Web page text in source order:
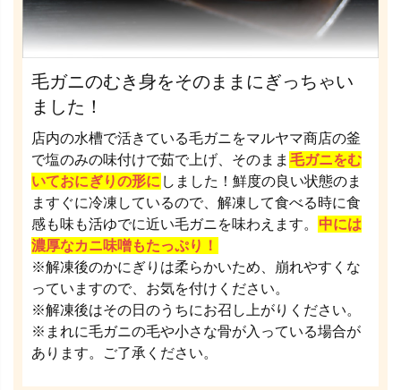
毛ガニのむき身をそのままにぎっちゃい
ました！
店内の水槽で活きている毛ガニをマルヤマ商店の釜
で塩のみの味付けで茹で上げ、そのまま 毛ガニをむ
いておにぎりの形に しました！鮮度の良い状態のま
ますぐに冷凍しているので、解凍して食べる時に食
感も味も活ゆでに近い毛ガニを味わえます。
中には
濃厚なカニ味噌もたっぷり！
※解凍後のかにぎりは柔らかいため、崩れやすくな
っていますので、お気を付けください。
※解凍後はその日のうちにお召し上がりください。
※まれに毛ガニの毛や小さな骨が入っている場合が
あります。ご了承ください。